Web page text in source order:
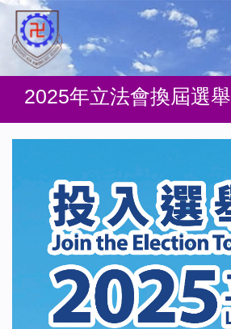
2025年立法會換屆選舉